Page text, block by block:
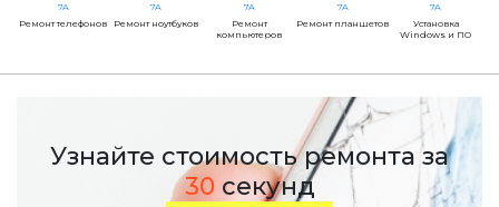
Ремонт телефонов Ремонт ноутбуков
Ремонт
компьютеров
Ремонт планшетов
Установка
Windows и ПО
Узнайте стоимость ремонта за
30 секунд